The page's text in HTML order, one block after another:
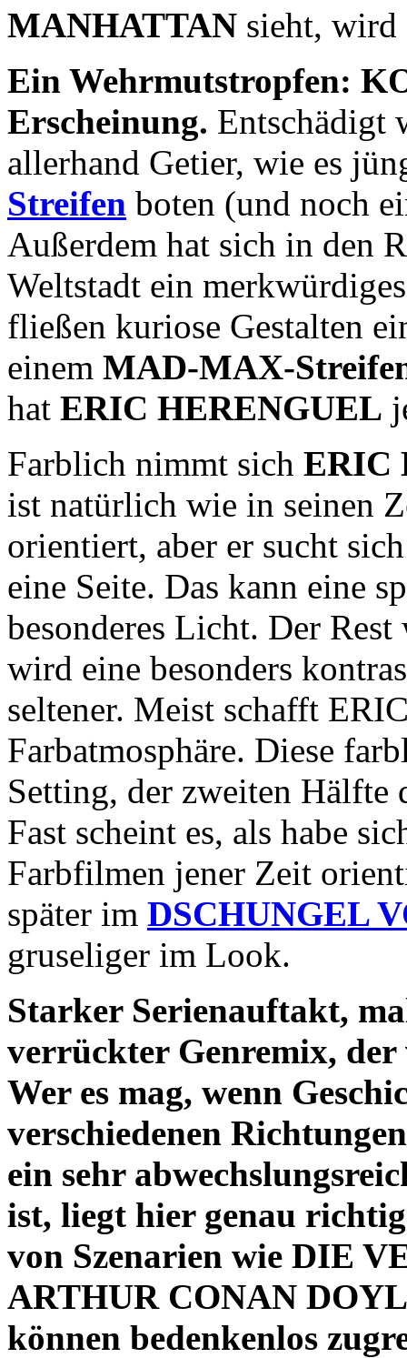
MANHATTAN sieht, wird
Ein Wehrmutstropfen:
Erscheinung. Entschädigt
allerhand Getier, wie es
Streifen boten (und noch
Außerdem hat sich in den
Weltstadt ein
fließen kuriose Gestalten
einem MAD-MAX-
hat ERIC HERENGUEL
Farblich nimmt sich ERIC
ist natürlich wie in seinen
orientiert, aber er sucht
eine Seite. Das kann eine
besonderes Licht. Der
wird eine besonders
seltener. Meist schafft
Farbatmosphäre. Diese
Setting, der zweiten Hälfte
Fast scheint es, als habe
Farbfilmen jener Zeit
später im DSCHUNGEL
gruseliger im Look.
Starker Serienauftakt,
verrückter Genremix,
Wer es mag, wenn
verschiedenen
ein sehr
ist, liegt hier genau
von Szenarien wie DIE
ARTHUR CONAN
können bedenkenlos